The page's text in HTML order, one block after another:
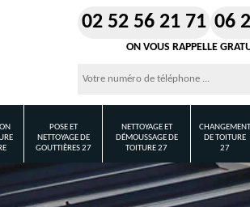
02 52 56 21 71 06
ON VOUS RAPPELLE
POSE ET
NETTOYAGE DE
GOUTTIÈRES 27
NETTOYAGE ET
DÉMOUSSAGE DE
TOITURE 27
CHANGEMENT
DE TOITURE
27